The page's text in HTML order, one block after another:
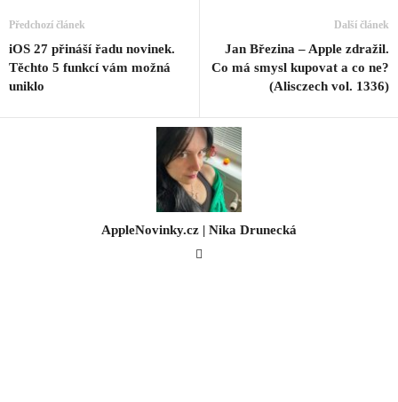
Předchozí článek
iOS 27 přináší řadu novinek.
Těchto 5 funkcí vám možná
uniklo
Další článek
Jan Březina – Apple zdražil.
Co má smysl kupovat a co ne?
(Alisczech vol. 1336)
AppleNovinky.cz | Nika Drunecká